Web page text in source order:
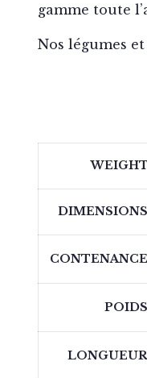
gamme toute
Nos légumes
WEIGHT
DIMENSIONS
CONTENANCE
POIDS
LONGUEUR